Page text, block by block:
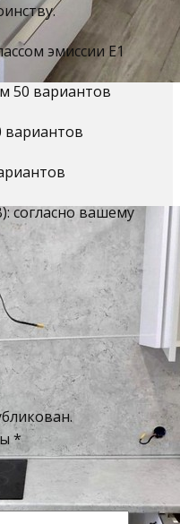
эмиссии Е1
50 вариантов
вариантов
согласно вашему
*